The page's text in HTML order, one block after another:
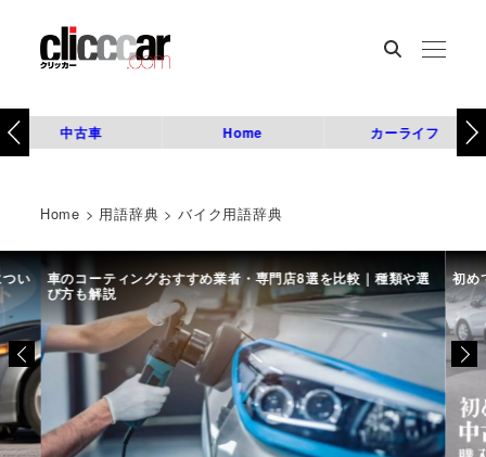
中古車 Home カーライフ
Home > 用語辞典 >バイク用語辞典
い 車のコーティングおすすめ業者・専門店8選を比較｜種類や選
び方も解説
初め